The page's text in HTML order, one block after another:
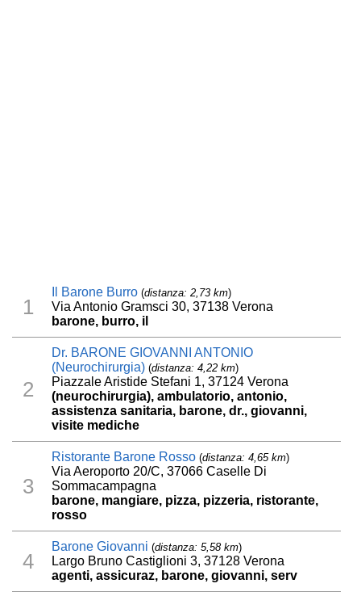
1
Il Barone Burro (distanza: 2,73 km)
Via Antonio Gramsci 30, 37138 Verona
barone, burro, il
2
Dr. BARONE GIOVANNI ANTONIO
(Neurochirurgia) (distanza: 4,22 km)
Piazzale Aristide Stefani 1, 37124 Verona
(neurochirurgia), ambulatorio, antonio,
assistenza sanitaria, barone, dr., giovanni,
visite mediche
3
Ristorante Barone Rosso (distanza: 4,65 km)
Via Aeroporto 20/C, 37066 Caselle Di
Sommacampagna
barone, mangiare, pizza, pizzeria, ristorante,
rosso
4
Barone Giovanni (distanza: 5,58 km)
Largo Bruno Castiglioni 3, 37128 Verona
agenti, assicuraz, barone, giovanni, serv